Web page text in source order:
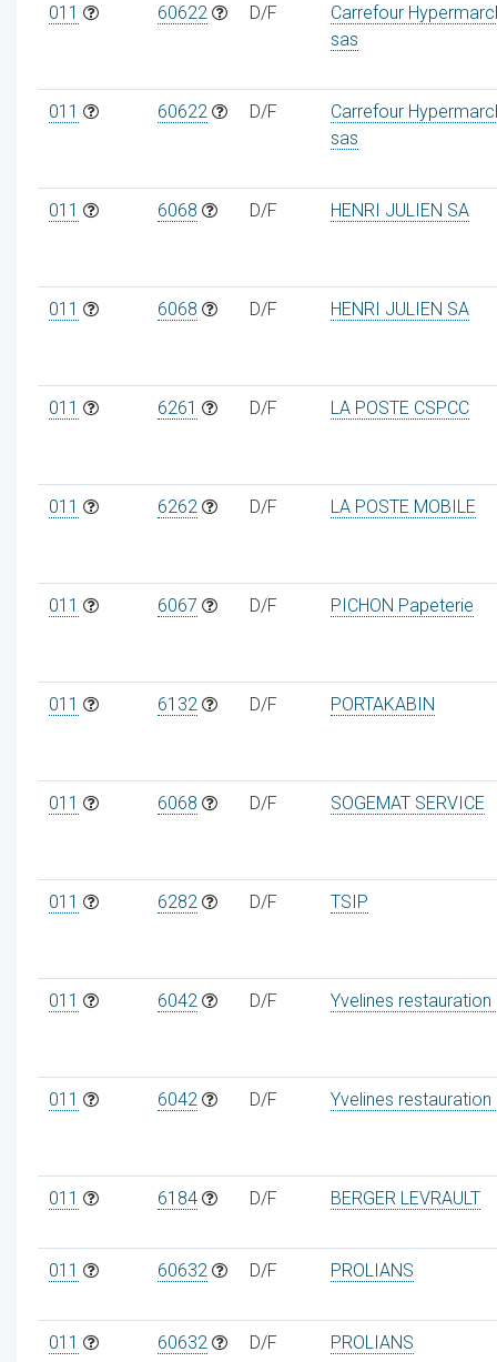
011 60622 D/F
Carrefour
sas
011 60622 D/F
Carrefour
sas
011 6068 D/F HENRI JULIEN SA
011 6068 D/F HENRI JULIEN SA
011 6261 D/F LA POSTE CSPCC
011 6262 D/F LA POSTE MOBILE
011 6067 D/F PICHON Papeterie
011 6132 D/F PORTAKABIN
011 6068 D/F SOGEMAT SERVICE
011 6282 D/F TSIP
011 6042 D/F Yvelines restauration
011 6042 D/F Yvelines restauration
011 6184 D/F BERGER LEVRAULT
011 60632 D/F PROLIANS
011 60632 D/F PROLIANS